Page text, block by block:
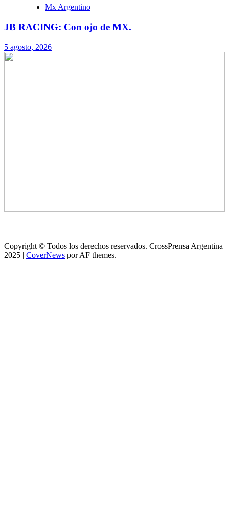
Mx Argentino
JB RACING: Con ojo de MX.
5 agosto, 2026
Copyright © Todos los derechos reservados. CrossPrensa Argentina
2025 | CoverNews por AF themes.